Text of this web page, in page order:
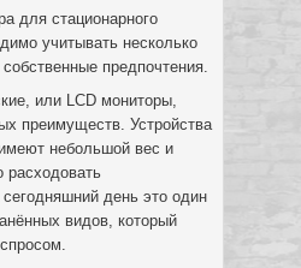
для стационарного
учитывать несколько
предпочтения.
или LCD мониторы,
преимуществ. Устройства
небольшой вес и
расходовать
день это один
видов, который